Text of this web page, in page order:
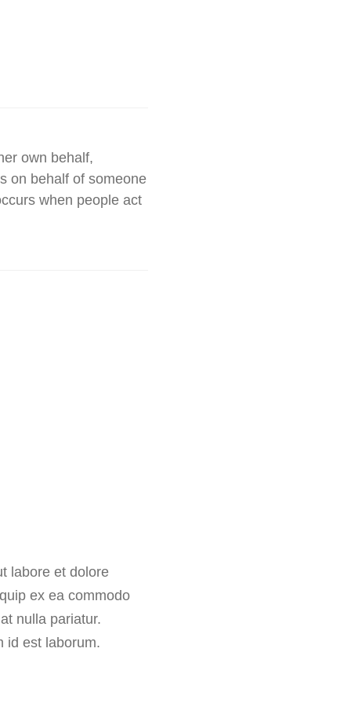
own behalf,
on behalf of someone
when people act
labore et dolore
ex ea commodo
nulla pariatur.
id est laborum.